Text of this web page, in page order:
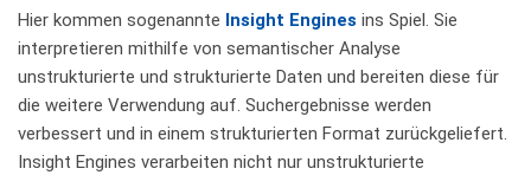
Hier kommen sogenannte Insight Engines ins Spiel. Sie
interpretieren mithilfe von semantischer Analyse
unstrukturierte und strukturierte Daten und bereiten diese für
die weitere Verwendung auf. Suchergebnisse werden
verbessert und in einem strukturierten Format zurückgeliefert.
Insight Engines verarbeiten nicht nur unstrukturierte